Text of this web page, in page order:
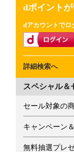
dポイント
dアカウントでロ
詳細検索へ
スペシャル＆
セール対象の
キャンペーン
無料抽選プレ